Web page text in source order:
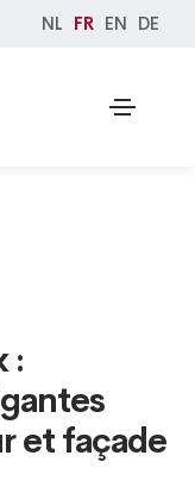
NL FR EN DE
:
et façade